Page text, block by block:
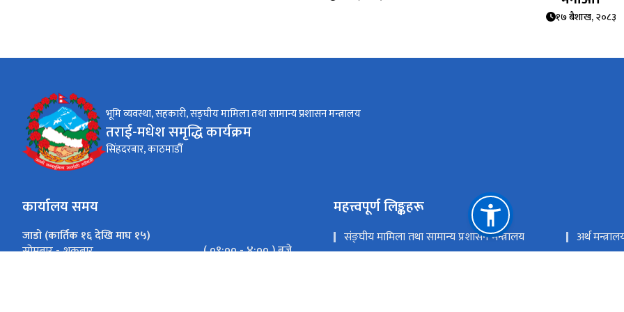
१७ बैशाख, २०८३
भूमि व्यवस्था, सहकारी, सङ्‍घीय मामिला तथा सामान्य प्रशासन मन्त्रालय
तराई-मधेश समृद्धि कार्यक्रम
सिंहदरबार, काठमाडौँ
कार्यालय समय
जाडो (कार्तिक १६ देखि माघ १५)
सोमबार - शुक्रबार
( ०९:०० - ४:०० ) बजे
महत्त्वपूर्ण लिङ्कहरू
संङ्‍घीय मामिला तथा सामान्य प्रशासन मन्त्रालय
अर्थ